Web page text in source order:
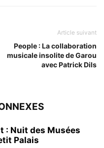
Article suivant
People : La collaboration
musicale insolite de Garou
avec Patrick Dils
: Nuit des Musées
Palais